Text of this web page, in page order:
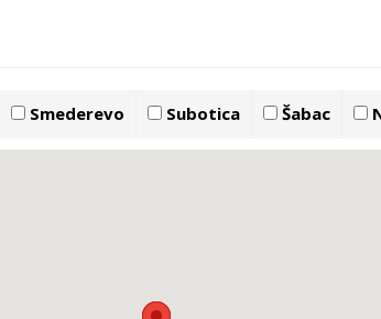
Smederevo Subotica Šabac